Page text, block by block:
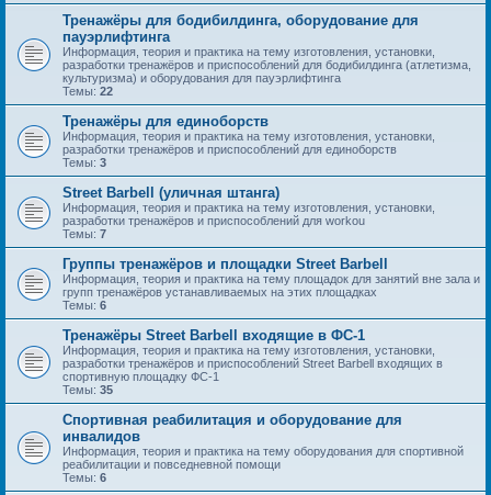
Тренажёры для бодибилдинга, оборудование для
пауэрлифтинга
Информация, теория и практика на тему изготовления, установки,
разработки тренажёров и приспособлений для бодибилдинга (атлетизма,
культуризма) и оборудования для пауэрлифтинга
Темы: 22
Тренажёры для единоборств
Информация, теория и практика на тему изготовления, установки,
разработки тренажёров и приспособлений для единоборств
Темы: 3
Street Barbell (уличная штанга)
Информация, теория и практика на тему изготовления, установки,
разработки тренажёров и приспособлений для workou
Темы: 7
Группы тренажёров и площадки Street Barbell
Информация, теория и практика на тему площадок для занятий вне зала и
групп тренажёров устанавливаемых на этих площадках
Темы: 6
Тренажёры Street Barbell входящие в ФС-1
Информация, теория и практика на тему изготовления, установки,
разработки тренажёров и приспособлений Street Barbell входящих в
спортивную площадку ФС-1
Темы: 35
Спортивная реабилитация и оборудование для
инвалидов
Информация, теория и практика на тему оборудования для спортивной
реабилитации и повседневной помощи
Темы: 6